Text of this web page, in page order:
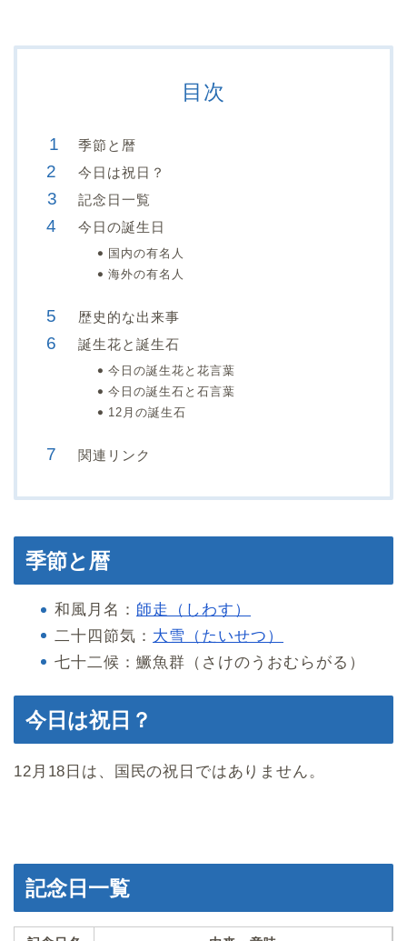
目次
季節と暦
今日は祝日？
記念日一覧
今日の誕生日
国内の有名人
海外の有名人
歴史的な出来事
誕生花と誕生石
今日の誕生花と花言葉
今日の誕生石と石言葉
12月の誕生石
関連リンク
季節と暦
和風月名： 師走（しわす）
二十四節気： 大雪（たいせつ）
七十二候：鱖魚群（さけのうおむらがる）
今日は祝日？
12月18日は、国民の祝日ではありません。
記念日一覧